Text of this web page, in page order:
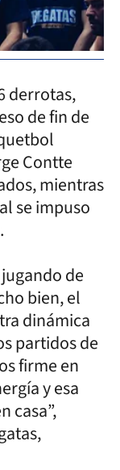
derrotas,
de fin de
Contte
mientras
se impuso
de
bien, el
dinámica
partidos de
firme en
y esa
casa”,